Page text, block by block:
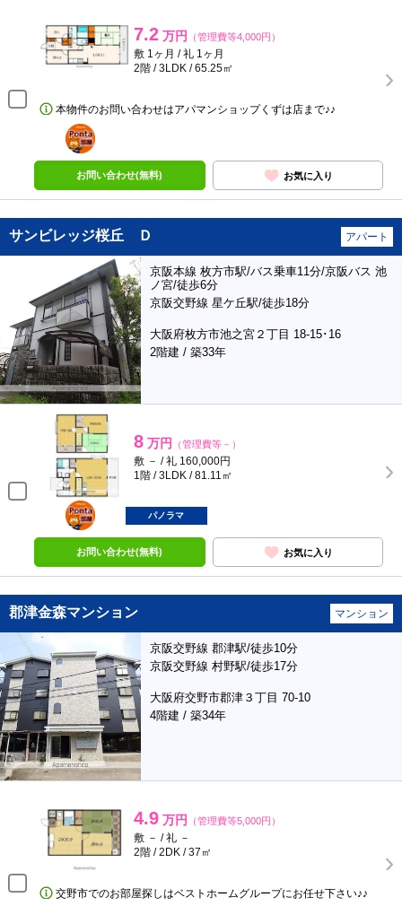
7.2 万円 （管理費等4,000円）
敷 1ヶ月 / 礼 1ヶ月
2階 / 3LDK / 65.25㎡
本物件のお問い合わせはアパマンショップくずは店まで♪♪
ポンタ
部屋
お問い合わせ(無料) お気に入り
サンビレッジ桜丘 Ｄ アパート
京阪本線 枚方市駅/バス乗車11分/京阪バス 池
ノ宮/徒歩6分
京阪交野線 星ケ丘駅/徒歩18分
大阪府枚方市池之宮２丁目 18-15･16
2階建 / 築33年
8 万円 （管理費等－）
敷 － / 礼 160,000円
1階 / 3LDK / 81.11㎡
ポンタ
部屋
パノラマ
お問い合わせ(無料) お気に入り
郡津金森マンション マンション
京阪交野線 郡津駅/徒歩10分
京阪交野線 村野駅/徒歩17分
大阪府交野市郡津３丁目 70-10
4階建 / 築34年
4.9 万円 （管理費等5,000円）
敷 － / 礼 －
2階 / 2DK / 37㎡
交野市でのお部屋探しはベストホームグループにお任せ下さい♪♪